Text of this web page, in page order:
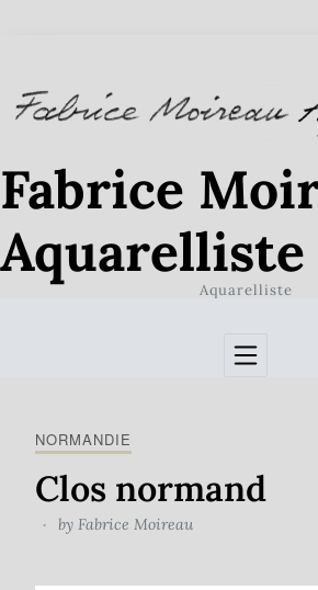
Fabrice
Aquarelliste
Aquarelliste
NORMANDIE
Clos normand
by Fabrice Moireau